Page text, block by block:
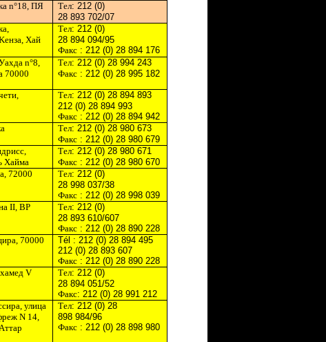
a n°18, ПЯ
Tел: 212 (0)
28 893 702/07
a,
нзa, Хай
Tел: 212 (0)
28 894 094/95
Факс: 212 (0) 28 894 176
n°8,
70000
Tел: 212 (0) 28 994 243
Факс : 212 (0) 28 995 182
Tел: 212 (0) 28 894 893
212 (0) 28 894 993
Факс: 212 (0) 28 894 942
a Tел: 212 (0) 28 980 673
Факс: 212 (0) 28 980 679
Хайма
Tел: 212 (0) 28 980 671
Факс: 212 (0) 28 980 670
, 72000 Tел: 212 (0)
28 998 037/38
Факс: 212 (0) 28 998 039
II, BP
Tел: 212 (0)
28 893 610/607
Факс: 212 (0) 28 890 228
a, 70000
Tél : 212 (0) 28 894 495
212 (0) 28 893 607
Факс: 212 (0) 28 890 228
хамедV Tел: 212 (0)
28 894 051/52
Факс: 212 (0) 28 991 212
a, улица
N14,
ттар
Tел: 212 (0) 28
898 984/96
Факс: 212 (0) 28 898 980